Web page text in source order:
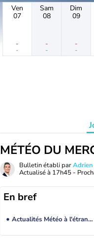
Ven
07
-
-
Sam
08
-
-
Dim
09
-
-
MÉTÉO DU
Bulletin établi par
Actualisé à 17h45 -
En bref
Actualités Météo à l'étranger